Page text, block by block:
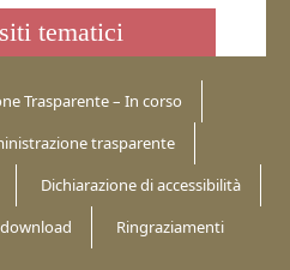
tematici
Trasparente – In corso
trasparente
Dichiarazione di accessibilità
Ringraziamenti